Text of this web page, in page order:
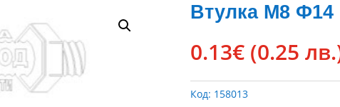
Втулка М8 Ф14
0.13€ (0.25
Код: 158013